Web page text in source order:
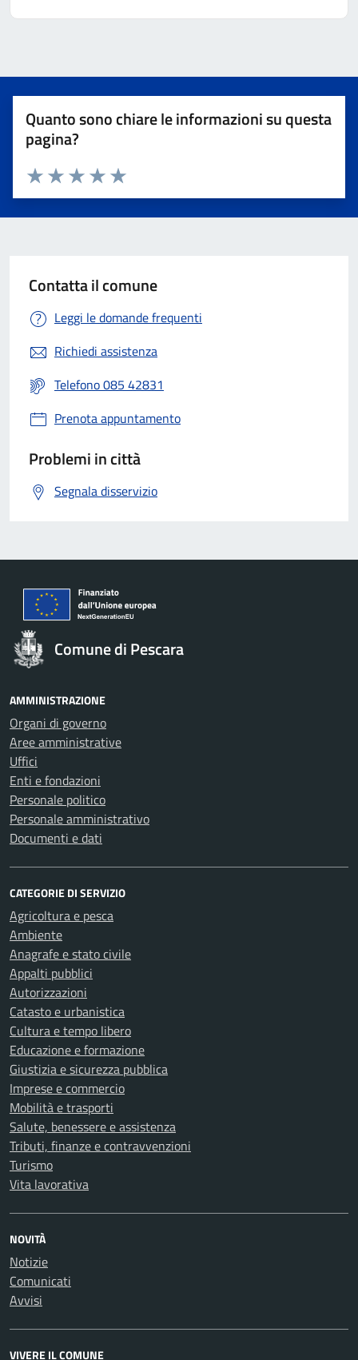
Quanto sono chiare le informazioni su questa
pagina?
Valuta 5 stelle su 5
Valuta 4 stelle su 5
Valuta 3 stelle su 5
Valuta 2 stelle su 5
Valuta 1 stelle su 5
Contatta il comune
Leggi le domande frequenti
Richiedi assistenza
Telefono 085 42831
Prenota appuntamento
Problemi in città
Segnala disservizio
Comune di Pescara
AMMINISTRAZIONE
Organi di governo
Aree amministrative
Uffici
Enti e fondazioni
Personale politico
Personale amministrativo
Documenti e dati
CATEGORIE DI SERVIZIO
Agricoltura e pesca
Ambiente
Anagrafe e stato civile
Appalti pubblici
Autorizzazioni
Catasto e urbanistica
Cultura e tempo libero
Educazione e formazione
Giustizia e sicurezza pubblica
Imprese e commercio
Mobilità e trasporti
Salute, benessere e assistenza
Tributi, finanze e contravvenzioni
Turismo
Vita lavorativa
NOVITÀ
Notizie
Comunicati
Avvisi
VIVERE IL COMUNE